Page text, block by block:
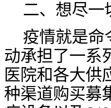
二、想尽一
疫情就是命
动承担了一系
医院和各大供
种渠道购买募